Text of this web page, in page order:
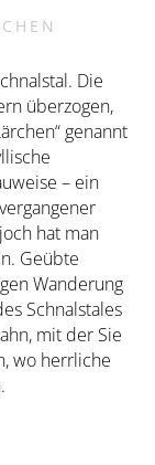
Die
überzogen,
genannt
– ein
hat man
Geübte
Wanderung
Schnalstales
mit der Sie
wo herrliche